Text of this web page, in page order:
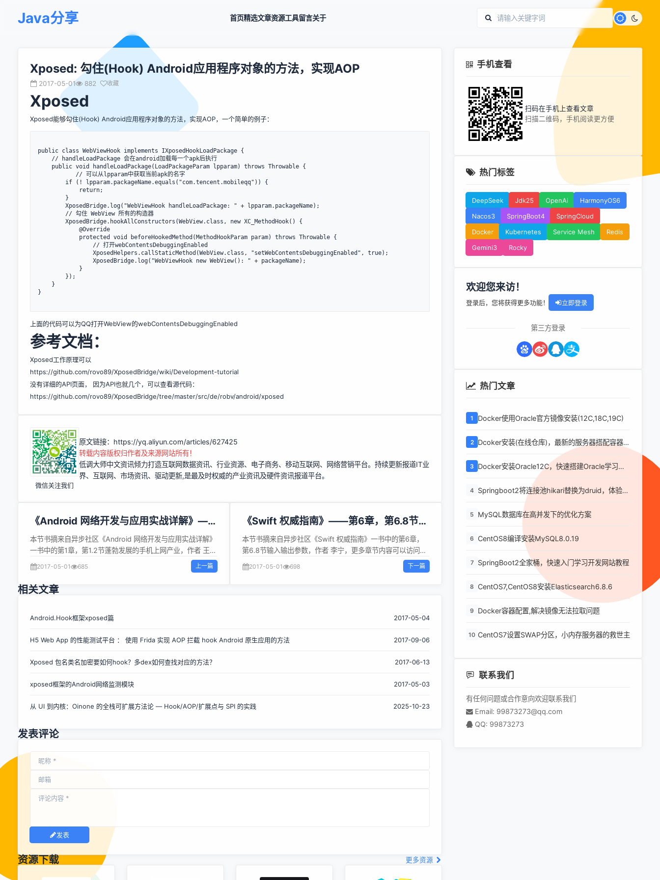
Java分享 首页精选文章资源工具留言关于
Xposed: 勾住(Hook) Android应用程序对象的方法，实现AOP
2017-05-01 882 收藏
Xposed
Xposed能够勾住(Hook) Android应用程序对象的方法，实现AOP，一个简单的例子：
public class WebViewHook implements IXposedHookLoadPackage {
}
上面的代码可以为QQ打开WebView的webContentsDebuggingEnabled
参考文档：
Xposed工作原理可以
https://github.com/rovo89/XposedBridge/wiki/Development-tutorial
没有详细的API页面， 因为API也就几个，可以查看源代码：
https://github.com/rovo89/XposedBridge/tree/master/src/de/robv/android/xposed
微信关注我们
原文链接： https://yq.aliyun.com/articles/627425
转载内容版权归作者及来源网站所有！
低调大师中文资讯倾力打造互联网数据资讯、行业资源、电子商务、移动互联网、网络营销平台。持续更新报道IT业
界、互联网、市场资讯、驱动更新,是最及时权威的产业资讯及硬件资讯报道平台。
《Android 网络开发与应用实战详解》——
1.2节蓬勃发展的手机上网产业
本节书摘来自异步社区《Android 网络开发与应用实战详解》
一书中的第1章，第1.2节蓬勃发展的手机上网产业，作者 王东
华，更多章节内容可以访问云栖社区“异步社区”公众号查看
1.2 蓬勃发展的手机上网产业Android 网络开发与应用实战详
解手机上网是指利用支持网络浏览器的手机通过WAP协议，同
互联网相联，从而达到网上冲浪的目的。手机上网具有方便
的上网方式之一。 1.2.1 WAP技术介绍WAP（Wireless
议，可以把网络上的信息传送到移动电话或其他无线通信终端
罗拉（Motorola）等通信业巨头在1997年成立的无线应用协
HTML的标记式语言WML（Wireless Markup
页。通过WAP，用户可以随时随地利用无线通讯终端来获取互
2017-05-01 685 上一篇
《Swift 权威指南》——第6章，第6.8节输
入输出参数
本节书摘来自异步社区《Swift 权威指南》一书中的第6章，
第6.8节输入输出参数，作者 李宁，更多章节内容可以访问云
栖社区“异步社区”公众号查看 6.8 输入输出参数 函数的参数都
是值传递，即使参数是变量，在函数体内修改了参数值，当函
的结构。 // name是输入输出参数 func process7(inout
"Name:" + name + "Age:" + String(age) } var name:String
后的值 println(name) 在传递输入输出参数值时应注意如下几
值。指定变量时前面需要加&amp;。在声明变量时，必须初始
2017-05-01 698 下一篇
相关文章
Android.Hook框架xposed篇 2017-05-04
H5 Web App 的性能测试平台 ： 使用 Frida 实现 AOP 拦截 hook Android 原生应用的方法 2017-09-06
Xposed 包名类名加密要如何hook？多dex如何查找对应的方法？ 2017-06-13
xposed框架的Android网络监测模块 2017-05-03
从 UI 到内核：Oinone 的全栈可扩展方法论 — Hook/AOP/扩展点与 SPI 的实践 2025-10-23
发表评论
发表
资源下载 更多资源
手机查看
扫码在手机上查看文章
扫描二维码，手机阅读更方便
热门标签
DeepSeek Jdk25 OpenAi
HarmonyOS6
Nacos3
SpringBoot4
SpringCloud
Docker
Kubernetes Service Mesh
Redis
Gemini3
Rocky
欢迎您来访！
登录后，您将获得更多功能！ 立即登录
第三方登录
热门文章
1 Docker使用Oracle官方镜像安装(12C,18C,19C)
2
Dcoker安装(在线仓库)，最新的服务器搭配容器使
3
Docker安装Oracle12C，快速搭建Oracle学习环
4 Springboot2将连接池hikari替换为druid，体验最
强大的数据库连接池
5 MySQL数据库在高并发下的优化方案
6 CentOS8编译安装MySQL8.0.19
7 SpringBoot2全家桶，快速入门学习开发网站教程
8 CentOS7,CentOS8安装Elasticsearch6.8.6
9 Docker容器配置,解决镜像无法拉取问题
10 CentOS7设置SWAP分区，小内存服务器的救世主
联系我们
有任何问题或合作意向欢迎联系我们
Email: 99873273@qq.com
QQ: 99873273